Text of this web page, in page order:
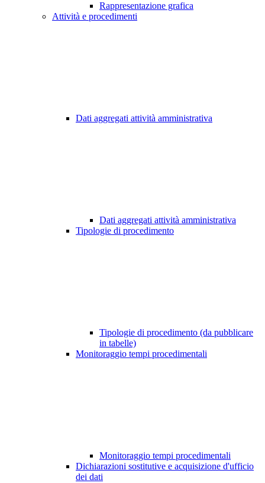
Rappresentazione grafica
Attività e procedimenti
Dati aggregati attività amministrativa
Dati aggregati attività amministrativa
Tipologie di procedimento
Tipologie di procedimento (da pubblicare
in tabelle)
Monitoraggio tempi procedimentali
Monitoraggio tempi procedimentali
Dichiarazioni sostitutive e acquisizione d'ufficio
dei dati